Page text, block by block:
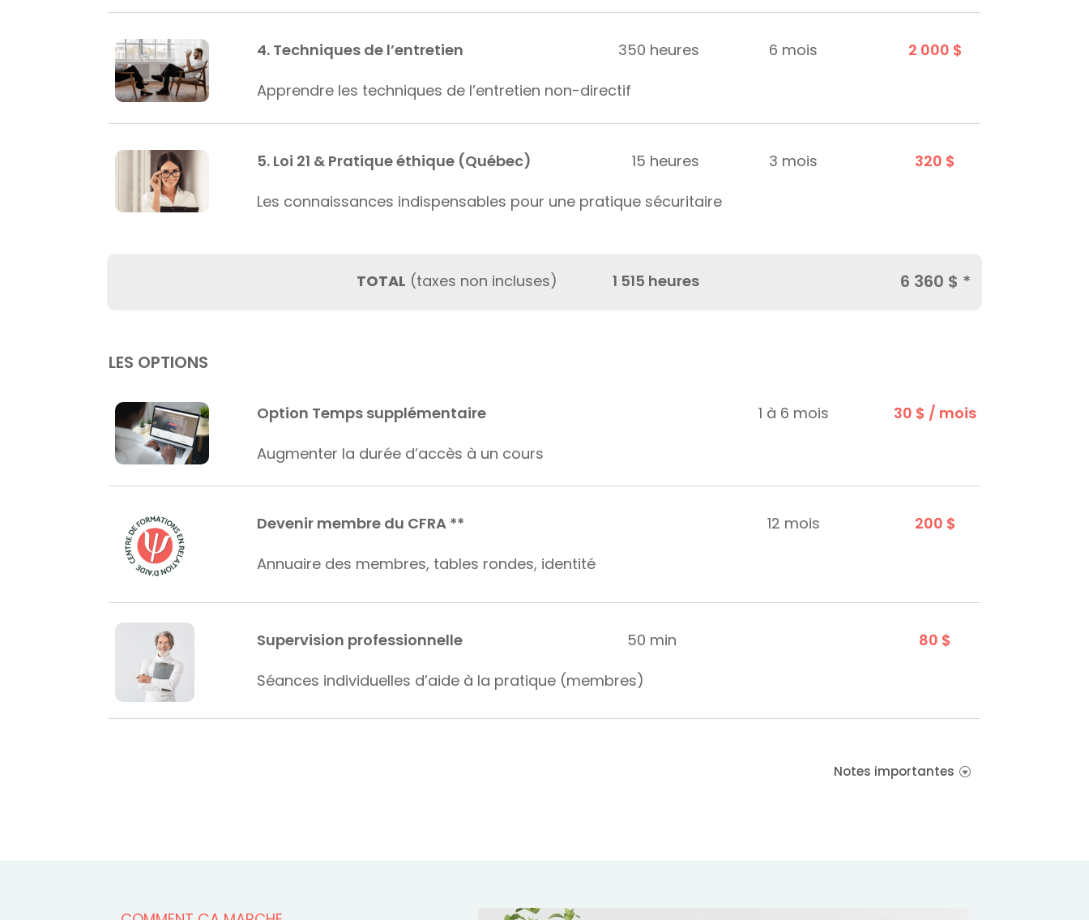
4. Techniques de l’entretien
Apprendre les techniques de l’entretien non-directif
350 heures 6 mois 2 000 $
5. Loi 21 & Pratique éthique (Québec)
Les connaissances indispensables pour une pratique sécuritaire
15 heures 3 mois 320 $
TOTAL (taxes non incluses) 1 515 heures 6 360 $ *
LES OPTIONS
Option Temps supplémentaire
Augmenter la durée d’accès à un cours
1 à 6 mois 30 $ / mois
Devenir membre du CFRA **
Annuaire des membres, tables rondes, identité
12 mois 200 $
Supervision professionnelle
Séances individuelles d’aide à la pratique (membres)
50 min 80 $
Notes importantes